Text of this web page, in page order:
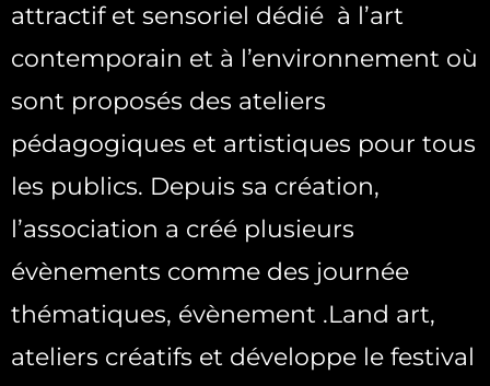
attractif et sensoriel dédié à l’art
contemporain et à l’environnement où
sont proposés des ateliers
pédagogiques et artistiques pour tous
les publics. Depuis sa création,
l’association a créé plusieurs
évènements comme des journée
thématiques, évènement .Land art,
ateliers créatifs et développe le festival